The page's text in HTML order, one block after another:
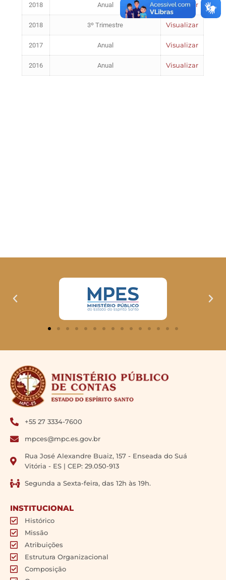
2018 Anual Visualizar
2018 3º Trimestre Visualizar
2017 Anual Visualizar
2016 Anual Visualizar
+55 27 3334-7600
mpces@mpc.es.gov.br
Rua José Alexandre Buaiz, 157 - Enseada do Suá
Vitória - ES | CEP: 29.050-913
Segunda a Sexta-feira, das 12h às 19h.
INSTITUCIONAL
Histórico
Missão
Atribuições
Estrutura Organizacional
Composição